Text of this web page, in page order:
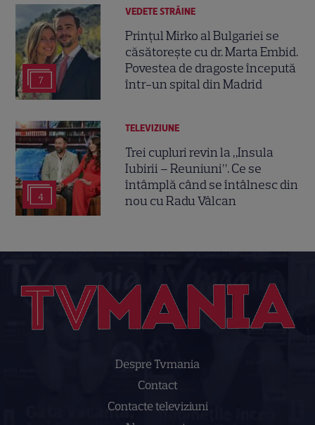
7
VEDETE STRĂINE
Prințul Mirko al Bulgariei se
căsătorește cu dr. Marta Embid.
Povestea de dragoste începută
într-un spital din Madrid
4
TELEVIZIUNE
Trei cupluri revin la „Insula
Iubirii – Reuniuni”. Ce se
întâmplă când se întâlnesc din
nou cu Radu Vâlcan
Despre Tvmania
Contact
Contacte televiziuni